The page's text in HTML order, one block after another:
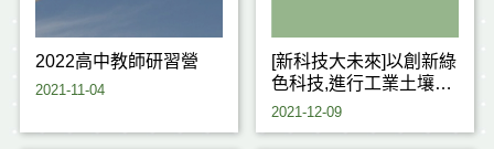
2022高中教師研習營
2021-11-04
[新科技大未來]以創新綠
色科技,進行工業土壤及
地下水高效整治技術
2021-12-09